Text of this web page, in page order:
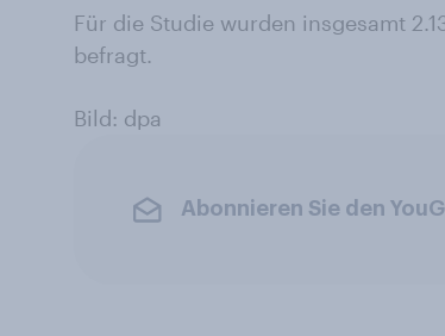
Für die Studie wurden insgesamt
befragt.
Bild: dpa
Abonnieren Sie den